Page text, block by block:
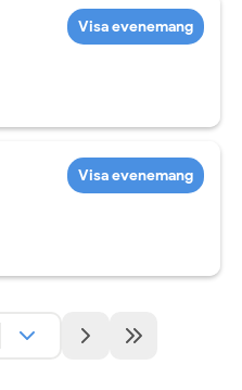
Visa evenemang
Visa evenemang